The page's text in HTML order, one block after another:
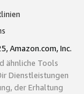
Amazon.com, Inc.
ähnliche Tools
Dienstleistungen
der Erhaltung